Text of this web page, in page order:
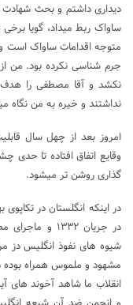
دیداری داشتم و بحث
ساواک ربط میداد، گویا
متوجه اقدامات ساواک است
جرم شناسی نکرده بود. من
نکشد و آقا مصطفی را هدف
نداشتند و خیره به من نگاه
امروز بعد از چهل سال
وقایع اتفاق افتاده تا حدی
گذاری روشن تر میشود.
در جریان
شیوه های نفوذ انگلیس دز
انقلاب ما شاهد آخوند های